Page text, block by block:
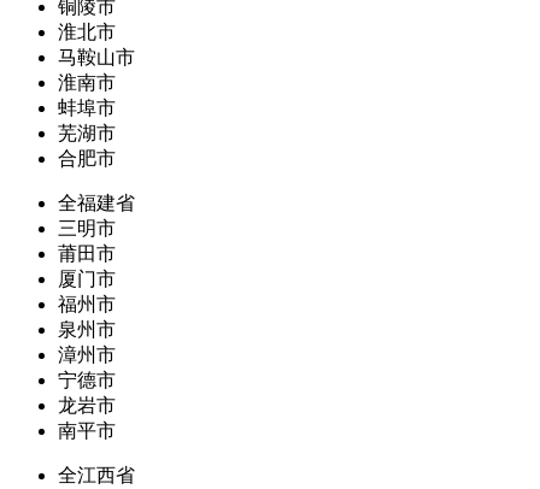
铜陵市
淮北市
马鞍山市
淮南市
蚌埠市
芜湖市
合肥市
全福建省
三明市
莆田市
厦门市
福州市
泉州市
漳州市
宁德市
龙岩市
南平市
全江西省